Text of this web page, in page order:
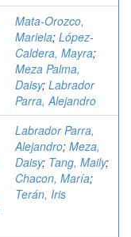
Mata-Orozco,
Mariela; López-
Caldera, Mayra;
Meza Palma,
Daisy; Labrador
Parra, Alejandro
Labrador Parra,
Alejandro; Meza,
Daisy; Tang, Maily;
Chacon, María;
Terán, Iris